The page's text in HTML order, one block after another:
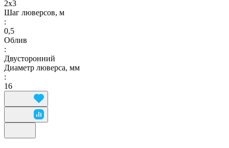
2х3
Шаг люверсов, м
:
0,5
Облив
:
Двусторонний
Диаметр люверса, мм
:
16